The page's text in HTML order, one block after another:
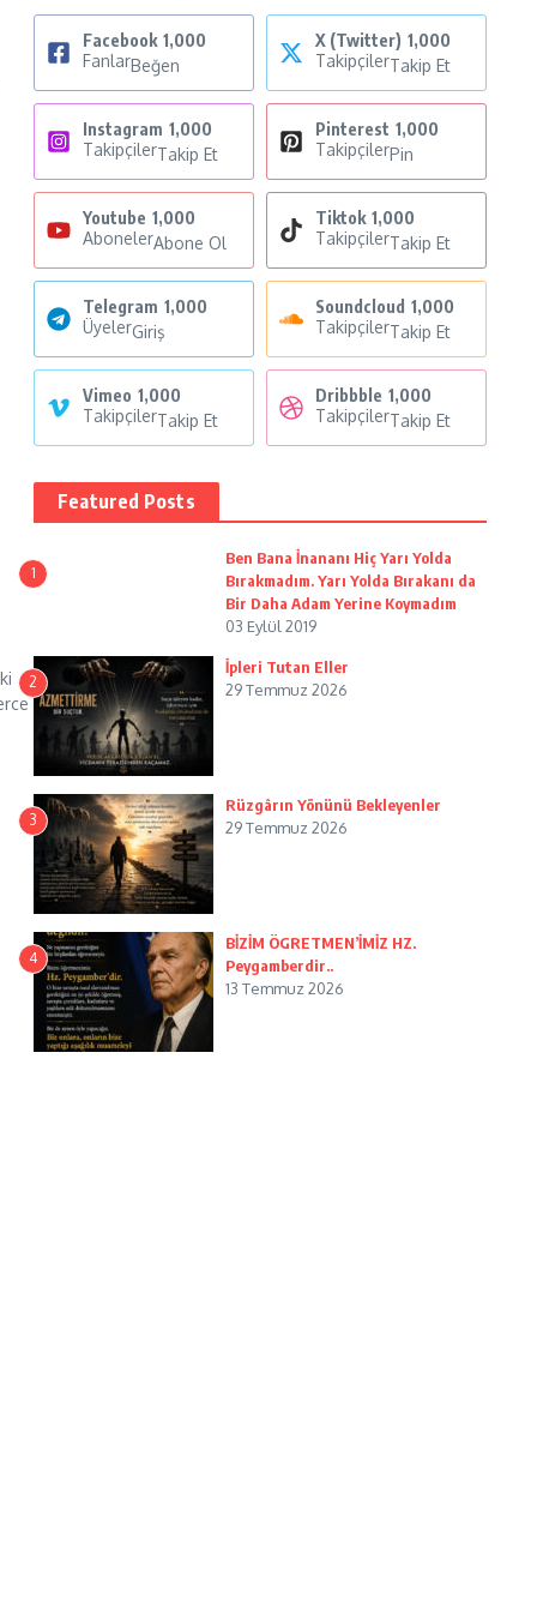
Facebook 1,000
FanlarBeğen
X (Twitter) 1,000
TakipçilerTakip Et
Instagram 1,000
TakipçilerTakip Et
Pinterest 1,000
TakipçilerPin
Youtube 1,000
AbonelerAbone Ol
Tiktok 1,000
TakipçilerTakip Et
Telegram 1,000
ÜyelerGiriş
Soundcloud 1,000
TakipçilerTakip Et
Vimeo 1,000
TakipçilerTakip Et
Dribbble 1,000
TakipçilerTakip Et
Featured Posts
1
Ben Bana İnananı Hiç Yarı Yolda
Bırakmadım. Yarı Yolda Bırakanı da
Bir Daha Adam Yerine Koymadım
03 Eylül 2019
2
İpleri Tutan Eller
29 Temmuz 2026
3
Rüzgârın Yönünü Bekleyenler
29 Temmuz 2026
4
BİZİM ÖGRETMEN’İMİZ HZ.
Peygamberdir..
13 Temmuz 2026